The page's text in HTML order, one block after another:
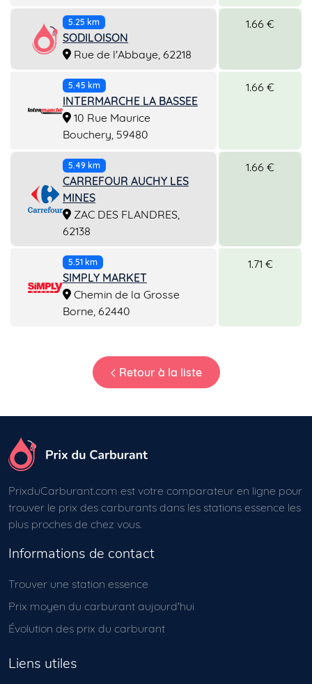
5.25 km
SODILOISON
Rue de l'Abbaye, 62218
1.66 €
5.45 km
INTERMARCHE LA BASSEE
10 Rue Maurice
Bouchery, 59480
1.66 €
5.49 km
CARREFOUR AUCHY LES
MINES
ZAC DES FLANDRES,
62138
1.66 €
5.51 km
SIMPLY MARKET
Chemin de la Grosse
Borne, 62440
1.71 €
Retour à la liste
PrixduCarburant.com est votre comparateur en ligne pour
trouver le prix des carburants dans les stations essence les
plus proches de chez vous.
Informations de contact
Trouver une station essence
Prix moyen du carburant aujourd'hui
Évolution des prix du carburant
Liens utiles